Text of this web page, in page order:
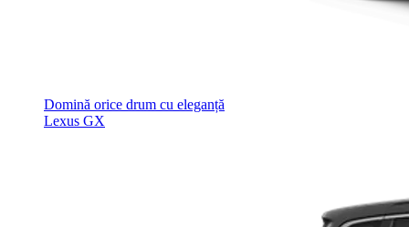
Domină orice drum cu eleganță
Lexus GX